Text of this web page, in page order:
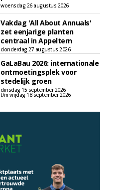
woensdag 26 augustus 2026
Vakdag 'All About Annuals'
zet eenjarige planten
centraal in Appeltern
donderdag 27 augustus 2026
GaLaBau 2026: internationale
ontmoetingsplek voor
stedelijk groen
dinsdag 15 september 2026
t/m vrijdag 18 september 2026